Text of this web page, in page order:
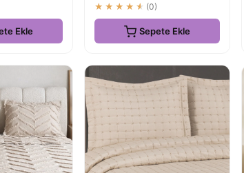
Ekle
★★★★★ (0)
Sepete Ekle